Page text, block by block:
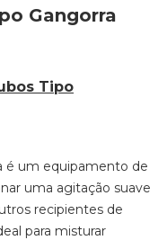
Gangorra
Tipo
é um equipamento de
uma agitação suave
recipientes de
para misturar